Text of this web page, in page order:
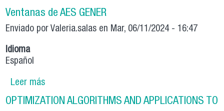
Ventanas de AES GENER
Enviado porValeria.salas en Mar, 06/11/2024 - 16:47
Idioma
Español
Leer mássobre Diseño e implementación de una
metodología para la caracterización, evaluación
y seguimiento de la puesta en marcha de un
OPTIMIZATION ALGORITHMS AND APPLICATIONS TO